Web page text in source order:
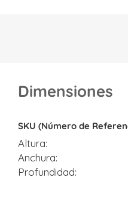
Dimensiones
Dimensiones
SKU (Número de
Altura
Anchura
Profundidad